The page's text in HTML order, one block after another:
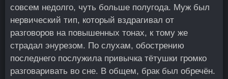
совсем недолго, чуть больше полугода. Муж был
нервический тип, который вздрагивал от
разговоров на повышенных тонах, к тому же
страдал энурезом. По слухам, обострению
последнего послужила привычка тётушки громко
разговаривать во сне. В общем, брак был обречён.